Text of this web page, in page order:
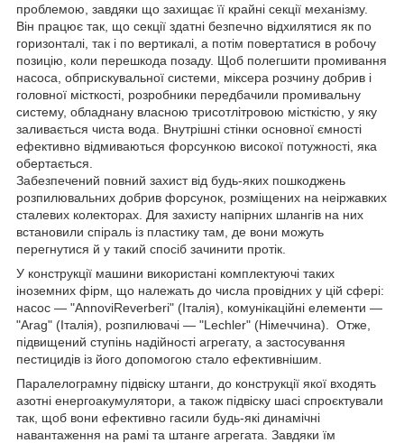
проблемою, завдяки що захищає її крайні секції механізму.
Він працює так, що секції здатні безпечно відхилятися як по
горизонталі, так і по вертикалі, а потім повертатися в робочу
позицію, коли перешкода позаду. Щоб полегшити промивання
насоса, обприскувальної системи, міксера розчину добрив і
головної місткості, розробники передбачили промивальну
систему, обладнану власною трисотлітровою місткістю, у яку
заливається чиста вода. Внутрішні стінки основної ємності
ефективно відмиваються форсункою високої потужності, яка
обертається.
Забезпечений повний захист від будь-яких пошкоджень
розпилювальних добрив форсунок, розміщених на неіржавких
сталевих колекторах. Для захисту напірних шлангів на них
встановили спіраль із пластику там, де вони можуть
перегнутися й у такий спосіб зачинити протік.
У конструкції машини використані комплектуючі таких
іноземних фірм, що належать до числа провідних у цій сфері:
насос — "AnnoviReverberi" (Італія), комунікаційні елементи —
"Arag" (Італія), розпилювачі — "Lechler" (Німеччина). Отже,
підвищений ступінь надійності агрегату, а застосування
пестицидів із його допомогою стало ефективнішим.
Паралелограмну підвіску штанги, до конструкції якої входять
азотні енергоакумулятори, а також підвіску шасі спроєктували
так, щоб вони ефективно гасили будь-які динамічні
навантаження на рамі та штанге агрегата. Завдяки їм